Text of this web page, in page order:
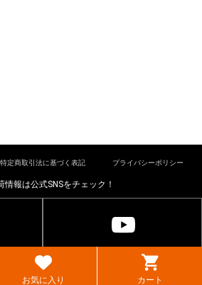
お気に入り カート
特定商取引法に基づく表記 プライバシーポリシー
All rights reserved.
情報は公式SNSをチェック！